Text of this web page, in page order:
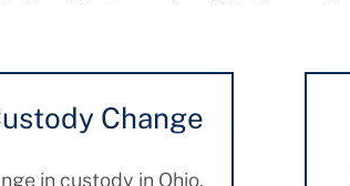
Change
in custody in Ohio,